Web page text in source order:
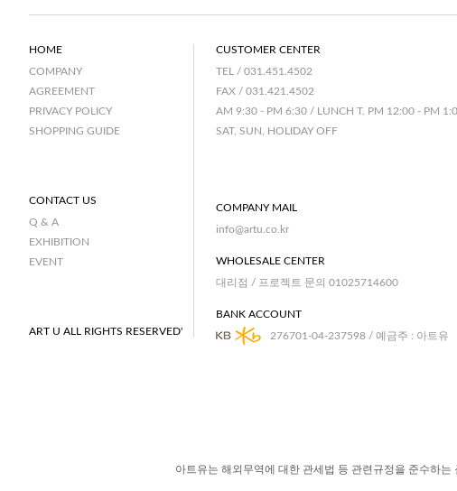
HOME
COMPANY
AGREEMENT
PRIVACY POLICY
SHOPPING GUIDE
CONTACT US
Q & A
EXHIBITION
EVENT
ART U ALL RIGHTS RESERVED'
CUSTOMER CENTER
TEL / 031.451.4502
FAX / 031.421.4502
AM 9:30 - PM 6:30 / LUNCH T. PM 12:00 - PM
SAT, SUN, HOLIDAY OFF
COMPANY MAIL
info@artu.co.kr
WHOLESALE CENTER
대리점 / 프로젝트 문의 01025714600
BANK ACCOUNT
276701-04-237598 / 예금주 : 아트유
아트유는 해외무역에 대한 관세법 등 관련규정을 준수하